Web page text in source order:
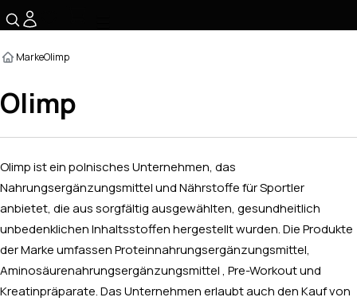
MarkeOlimp
Olimp
Olimp ist ein polnisches Unternehmen, das
Nahrungsergänzungsmittel und Nährstoffe für Sportler
anbietet, die aus sorgfältig ausgewählten, gesundheitlich
unbedenklichen Inhaltsstoffen hergestellt wurden. Die Produkte
der Marke umfassen Proteinnahrungsergänzungsmittel,
Aminosäurenahrungsergänzungsmittel , Pre-Workout und
Kreatinpräparate. Das Unternehmen erlaubt auch den Kauf von